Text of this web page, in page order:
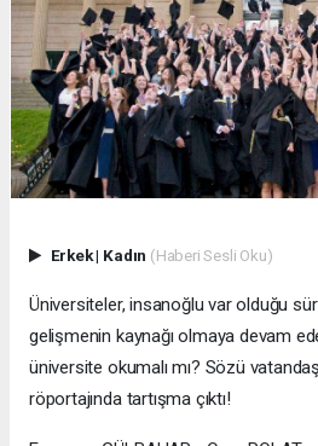
Erkek| Kadın (Haberi Sesli Oku)
Üniversiteler, insanoğlu var olduğu
gelişmenin kaynağı olmaya devam
üniversite okumalı mı? Sözü
röportajında tartışma çıktı!